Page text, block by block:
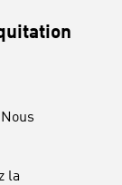
Nous
la